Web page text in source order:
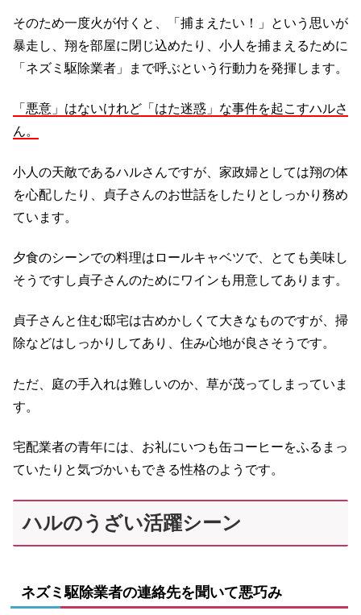
そのため一度火が付くと、「捕まえたい！」という思いが
暴走し、翔を部屋に閉じ込めたり、小人を捕まえるために
「ネズミ駆除業者」まで呼ぶという行動力を発揮します。
「悪意」はないけれど「はた迷惑」な事件を起こすハルさ
ん。
小人の天敵であるハルさんですが、家政婦としては翔の体
を心配したり、貞子さんのお世話をしたりとしっかり務め
ています。
夕食のシーンでの料理はロールキャベツで、とても美味し
そうですし貞子さんのためにワインも用意してあります。
貞子さんと住む邸宅は古めかしくて大きなものですが、掃
除などはしっかりしてあり、住み心地が良さそうです。
ただ、庭の手入れは難しいのか、草が茂ってしまっていま
す。
宅配業者の青年には、お礼にいつも缶コーヒーをふるまっ
ていたりと気づかいもできる性格のようです。
ハルのうざい活躍シーン
ネズミ駆除業者の連絡先を聞いて悪巧み